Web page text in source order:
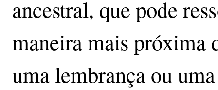
ancestral, que pode
maneira mais próxima
uma lembrança ou